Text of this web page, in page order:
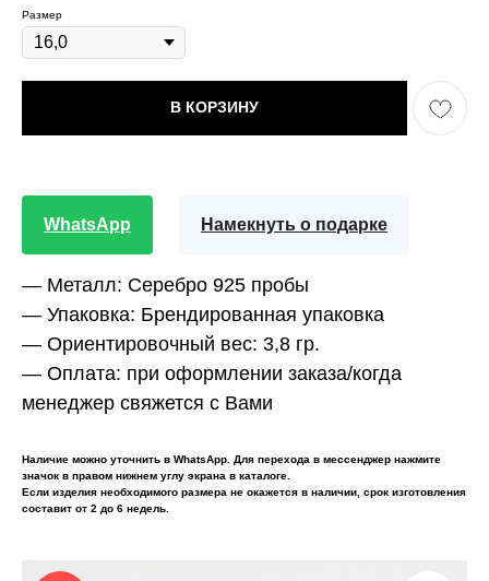
Размер
В КОРЗИНУ
WhatsApp Намекнуть о подарке
— Металл: Серебро 925 пробы
— Упаковка: Брендированная упаковка
— Ориентировочный вес: 3,8 гр.
— Оплата: при оформлении заказа/когда
менеджер свяжется с Вами
Наличие можно уточнить в WhatsApp. Для перехода в мессенджер нажмите
значок в правом нижнем углу экрана в каталоге.
Если изделия необходимого размера не окажется в наличии, срок изготовления
составит от 2 до 6 недель.